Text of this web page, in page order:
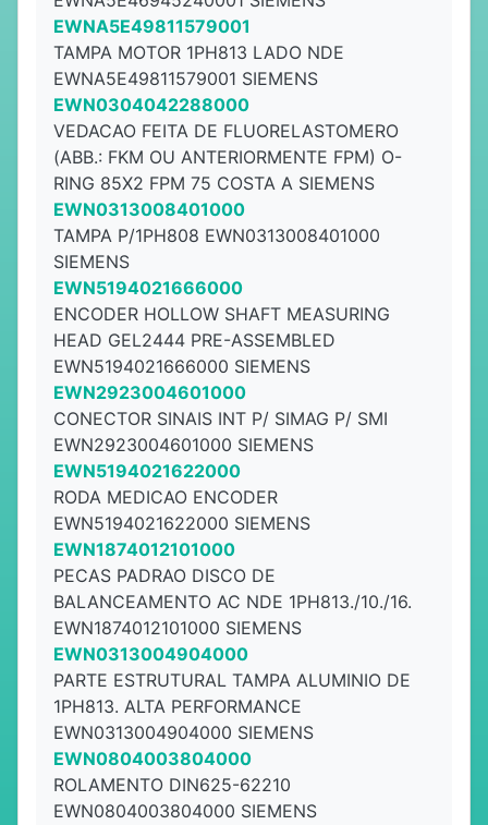
EWNA5E49811579001
TAMPA MOTOR 1PH813 LADO NDE
EWNA5E49811579001 SIEMENS
EWN0304042288000
VEDACAO FEITA DE FLUORELASTOMERO
(ABB.: FKM OU ANTERIORMENTE FPM) O-
RING 85X2 FPM 75 COSTA A SIEMENS
EWN0313008401000
TAMPA P/1PH808 EWN0313008401000
SIEMENS
EWN5194021666000
ENCODER HOLLOW SHAFT MEASURING
HEAD GEL2444 PRE-ASSEMBLED
EWN5194021666000 SIEMENS
EWN2923004601000
CONECTOR SINAIS INT P/ SIMAG P/ SMI
EWN2923004601000 SIEMENS
EWN5194021622000
RODA MEDICAO ENCODER
EWN5194021622000 SIEMENS
EWN1874012101000
PECAS PADRAO DISCO DE
BALANCEAMENTO AC NDE 1PH813./10./16.
EWN1874012101000 SIEMENS
EWN0313004904000
PARTE ESTRUTURAL TAMPA ALUMINIO DE
1PH813. ALTA PERFORMANCE
EWN0313004904000 SIEMENS
EWN0804003804000
ROLAMENTO DIN625-62210
EWN0804003804000 SIEMENS